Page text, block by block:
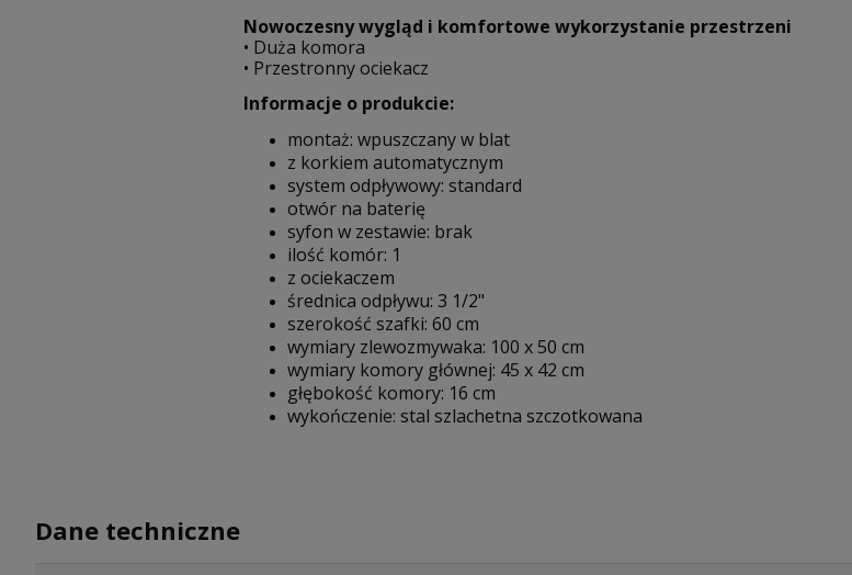
Nowoczesny wygląd i komfortowe wykorzystanie przestrzeni
• Duża komora
• Przestronny ociekacz
Informacje o produkcie:
montaż: wpuszczany w blat
z korkiem automatycznym
system odpływowy: standard
otwór na baterię
syfon w zestawie: brak
ilość komór: 1
z ociekaczem
średnica odpływu: 3 1/2"
szerokość szafki: 60 cm
wymiary zlewozmywaka: 100 x 50 cm
wymiary komory głównej: 45 x 42 cm
głębokość komory: 16 cm
wykończenie: stal szlachetna szczotkowana
Dane techniczne